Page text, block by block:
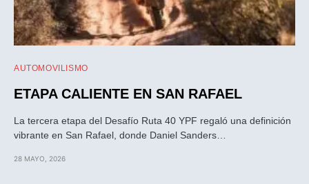
AUTOMOVILISMO
ETAPA CALIENTE EN SAN RAFAEL
La tercera etapa del Desafío Ruta 40 YPF regaló una definición
vibrante en San Rafael, donde Daniel Sanders…
28 MAYO, 2026